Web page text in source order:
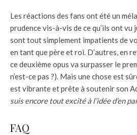
Les réactions des fans ont été un
prudence vis-à-vis de ce qu’ils ont vu
sont tout simplement impatients de
en tant que père et roi. D’autres, en
ce deuxième opus va surpasser le
n’est-ce pas ?). Mais une chose est
est vibrante et prête à soutenir son
suis encore tout excité à l’idée d’en
FAQ